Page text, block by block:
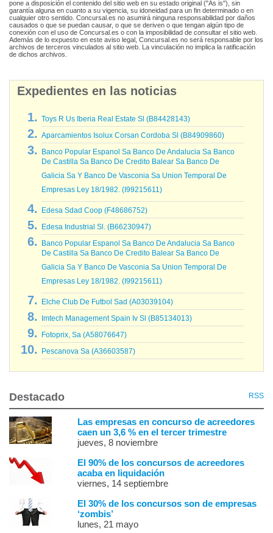
pone a disposición el contenido del sitio web en su estado original ("As is"), sin
garantía alguna en cuanto a su vigencia, su idoneidad para un fin determinado o en
cualquier otro sentido. Concursal.es no asumirá ninguna responsabilidad por daños
causados o que se puedan causar, o que se deriven o que tengan algún tipo de
conexión con el uso de Concursal.es o con la imposibilidad de consultar el sitio web.
Además de lo expuesto en este aviso legal, Concursal.es no será responsable por los
archivos de terceros vinculados al sitio web. La vinculación no implica la ratificación
de dichos archivos.
Expedientes en las noticias
Toys R Us Iberia Real Estate Sl (B84428143)
Aparcamientos Isolux Corsan Cordoba Sl (B84909860)
Banco Popular Espanol Sa Banco De Andalucia Sa Banco
De Castilla Sa Banco De Credito Balear Sa Banco De
Galicia Sa Y Banco De Vasconia Sa Union Temporal De
Empresas Ley 18/1982. (I99215611)
Edesa Sdad Coop (F48686752)
Edesa Industrial Sl. (B66230947)
Banco Popular Espanol Sa Banco De Andalucia Sa Banco
De Castilla Sa Banco De Credito Balear Sa Banco De
Galicia Sa Y Banco De Vasconia Sa Union Temporal De
Empresas Ley 18/1982. (I99215611)
Elche Club De Futbol Sad (A03039104)
Imtech Management Spain Iv Sl (B85134013)
Fotoprix, Sa (A58076647)
Pescanova Sa (A36603587)
Destacado RSS
Las empresas en concurso de acreedores
caen un 3,6 % en el tercer trimestre
jueves, 8 noviembre
El 90% de los concursos de acreedores
acaba en liquidación
viernes, 14 septiembre
El 30% de los concursos son de empresas
‘zombis’
lunes, 21 mayo